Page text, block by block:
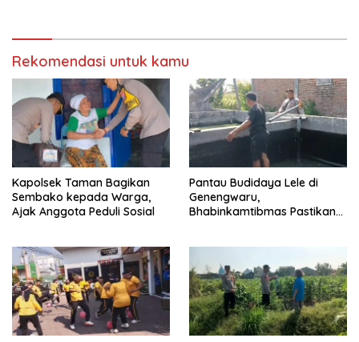
Rekomendasi untuk kamu
Kapolsek Taman Bagikan
Sembako kepada Warga,
Ajak Anggota Peduli Sosial
Pantau Budidaya Lele di
Genengwaru,
Bhabinkamtibmas Pastikan